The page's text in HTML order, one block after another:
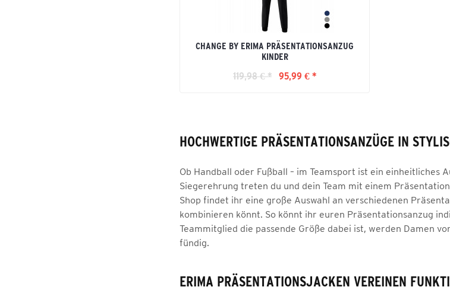
CHANGE BY ERIMA PRÄSENTATIONSANZUG
KINDER
119,98 € *
95,99 € *
HOCHWERTIGE PRÄSENTATIONSANZÜGE IN
Ob Handball oder Fußball – im Teamsport ist ein
Siegerehrung treten du und dein Team mit einem
Shop findet ihr eine große Auswahl an verschiedenen
kombinieren könnt. So könnt ihr euren Präsentationsanzug
Teammitglied die passende Größe dabei ist, werden Damen
fündig.
ERIMA PRÄSENTATIONSJACKEN VEREINEN